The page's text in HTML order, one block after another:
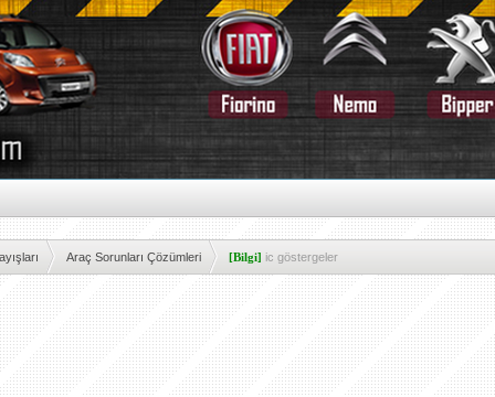
Araç Sorunları Çözümleri [Bilgi] ic göstergeler